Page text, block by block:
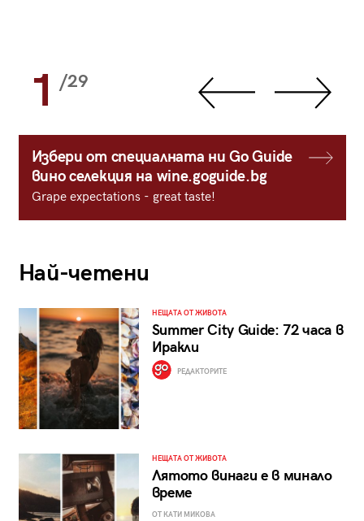
1 /29
Избери от специалната ни Go Guide
вино селекция на wine.goguide.bg
Grape expectations - great taste!
Най-четени
НЕЩАТА ОТ ЖИВОТА
Summer City Guide: 72 часа в
Иракли
РЕДАКТОРИТЕ
НЕЩАТА ОТ ЖИВОТА
Лятото винаги е в минало
време
ОТ КАТИ МИКОВА